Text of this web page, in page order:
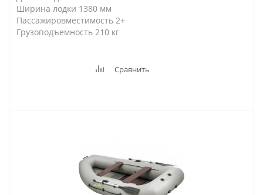
Ширина лодки 1380 мм
Пассажировместимость 2+
Грузоподъемность 210 кг
Сравнить